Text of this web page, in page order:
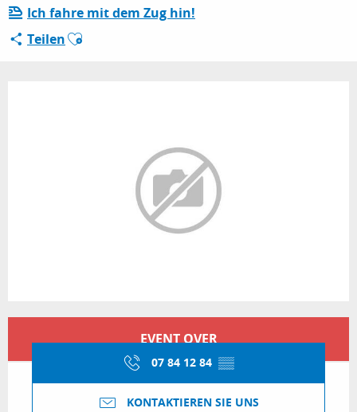
ESPACE PRO
Ich fahre mit dem Zug hin!
TeilenAjouter aux favoris
EVENT OVER
07 84 12 84 ▒▒
KONTAKTIEREN SIE UNS